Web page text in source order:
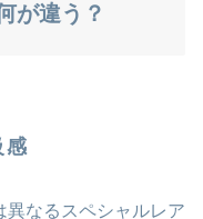
が違う？
感
異なるスペシャルレア